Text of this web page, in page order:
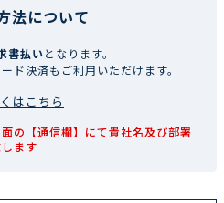
法について
書払いとなります。
ド決済もご利用いただけます。
はこちら
の【通信欄】にて貴社名及び部署
ます